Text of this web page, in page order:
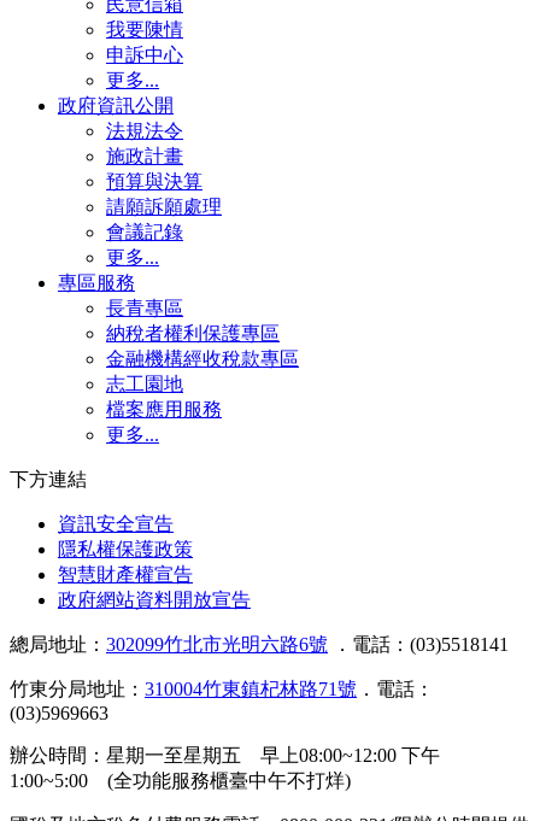
民意信箱
我要陳情
申訴中心
更多...
政府資訊公開
法規法令
施政計畫
預算與決算
請願訴願處理
會議記錄
更多...
專區服務
長青專區
納稅者權利保護專區
金融機構經收稅款專區
志工園地
檔案應用服務
更多...
下方連結
資訊安全宣告
隱私權保護政策
智慧財產權宣告
政府網站資料開放宣告
總局地址： 302099竹北市光明六路6號 ．電話：(03)5518141
竹東分局地址： 310004竹東鎮杞林路71號 ．電話：
(03)5969663
辦公時間：星期一至星期五 早上08:00~12:00 下午
1:00~5:00 (全功能服務櫃臺中午不打烊)